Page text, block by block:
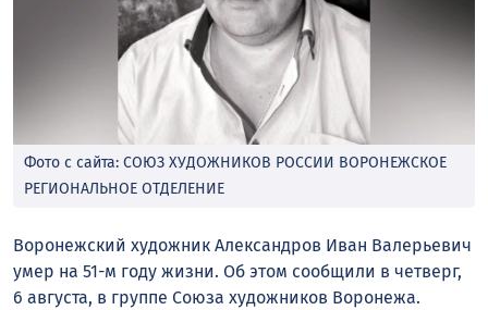
Фото с сайта: СОЮЗ ХУДОЖНИКОВ РОССИИ ВОРОНЕЖСКОЕ
РЕГИОНАЛЬНОЕ ОТДЕЛЕНИЕ
Воронежский художник Александров Иван Валерьевич
умер на 51-м году жизни. Об этом сообщили в четверг,
6 августа, в группе Союза художников Воронежа.